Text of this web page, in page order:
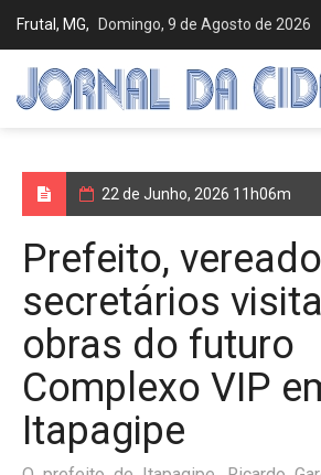
Frutal, MG, Domingo, 9 de Agosto de 2026
22 de Junho, 2026 11h06m
Prefeito,
secretários
obras do futuro
Complexo VIP
Itapagipe